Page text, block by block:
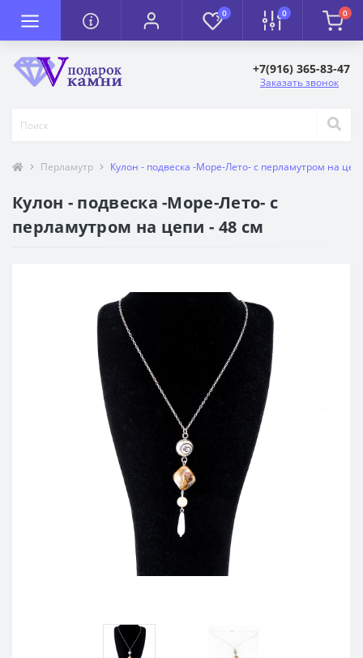
0 0 0
+7(916) 365-83-47
Заказать звонок
Перламутр Кулон - подвеска -Море-Лето- с перламутром на
Кулон - подвеска -Море-Лето- с
перламутром на цепи - 48 см